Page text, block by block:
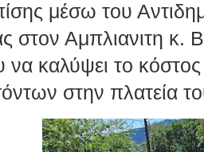
μέσω του
στον Αμπλιανιτη κ.
καλύψει το
στην πλατεία